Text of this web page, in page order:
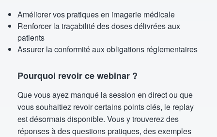
Améliorer vos pratiques en imagerie médicale
Renforcer la traçabilité des doses délivrées aux
patients
Assurer la conformité aux obligations réglementaires
Pourquoi revoir ce webinar ?
Que vous ayez manqué la session en direct ou que
vous souhaitiez revoir certains points clés, le replay
est désormais disponible. Vous y trouverez des
réponses à des questions pratiques, des exemples